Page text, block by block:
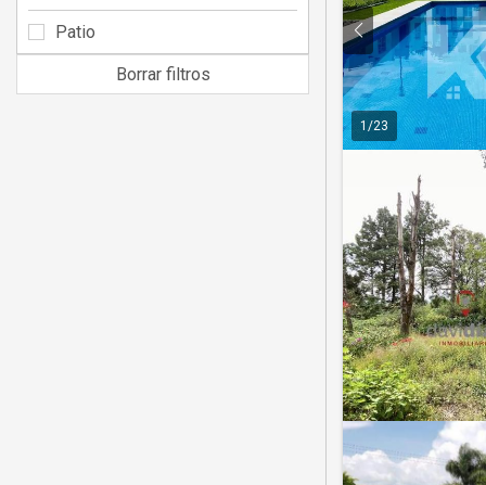
1 /23
Patio
Borrar filtros